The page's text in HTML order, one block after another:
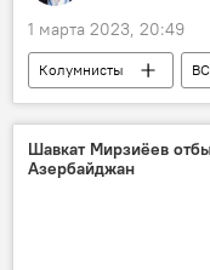
1 марта 2023, 20:49
Колумнисты
внешняя политика
Россия
Шавкат Мирзиёев
Азербайджан